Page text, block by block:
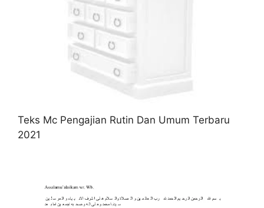
Teks Mc Pengajian Rutin Dan Umum Terbaru
2021